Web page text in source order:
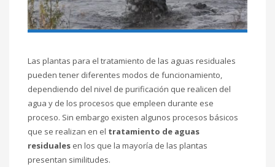
Las plantas para el tratamiento de las aguas residuales
pueden tener diferentes modos de funcionamiento,
dependiendo del nivel de purificación que realicen del
agua y de los procesos que empleen durante ese
proceso. Sin embargo existen algunos procesos básicos
que se realizan en el tratamiento de aguas
residuales en los que la mayoría de las plantas
presentan similitudes.